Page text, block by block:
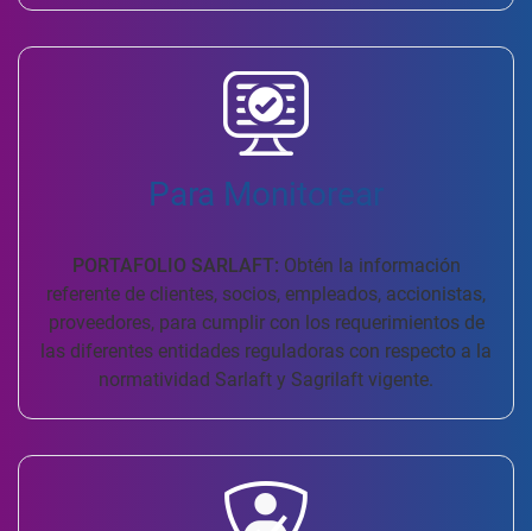
Para Monitorear
PORTAFOLIO SARLAFT: Obtén la información
referente de clientes, socios, empleados, accionistas,
proveedores, para cumplir con los requerimientos de
las diferentes entidades reguladoras con respecto a la
normatividad Sarlaft y Sagrilaft vigente.